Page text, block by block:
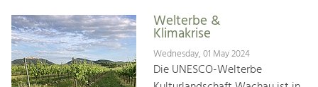
Increase in Regional Value Added.Welterbe &
Klimakrise
Wednesday, 01 May 2024
Die UNESCO-Welterbe